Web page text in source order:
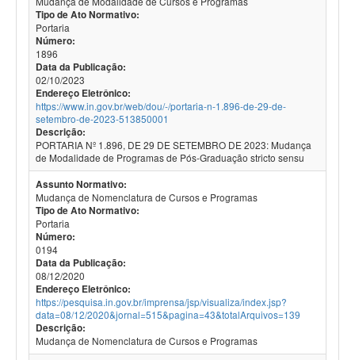
Tipo de Ato Normativo:
Portaria
Número:
1896
Data da Publicação:
02/10/2023
Endereço Eletrônico:
https://www.in.gov.br/web/dou/-/portaria-n-1.896-de-29-de-
setembro-de-2023-513850001
Descrição:
PORTARIA Nº 1.896, DE 29 DE SETEMBRO DE 2023: Mudança
de Modalidade de Programas de Pós-Graduação stricto sensu
Assunto Normativo:
Mudança de Nomenclatura de Cursos e Programas
Tipo de Ato Normativo:
Portaria
Número:
0194
Data da Publicação:
08/12/2020
Endereço Eletrônico:
https://pesquisa.in.gov.br/imprensa/jsp/visualiza/index.jsp?
data=08/12/2020&jornal=515&pagina=43&totalArquivos=139
Descrição:
Mudança de Nomenclatura de Cursos e Programas